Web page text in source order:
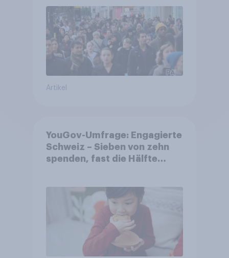
Artikel
YouGov-Umfrage: Engagierte
Schweiz – Sieben von zehn
spenden, fast die Hälfte